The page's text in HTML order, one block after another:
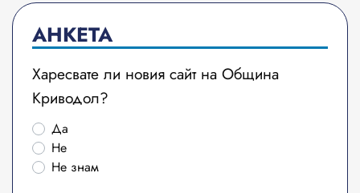
АНКЕТА
Харесвате ли новия сайт на Община
Криводол?
Да
Не
Не знам